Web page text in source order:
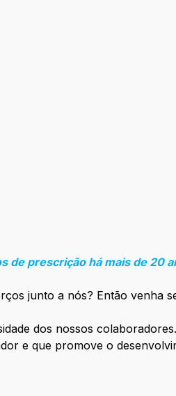
de prescrição há mais de 20
junto a nós? Então venha
dos nossos
e que promove o